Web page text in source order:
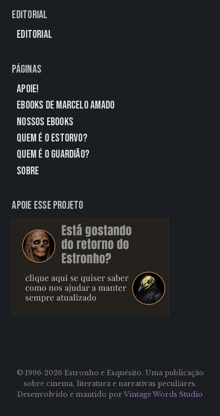
Editorial
Editorial
Páginas
Apoie!
eBooks de Marcelo Amado
Nossos eBooks
Quem É o Estorvo?
Quem É o Guardião?
Sobre
Apoie esse projeto
© 1996-2026 Estronho e Esquésito. Uma publicação
sobre cinema, literatura e narrativas peculiares.
Desenvolvido e mantido por Vintage Words Studio